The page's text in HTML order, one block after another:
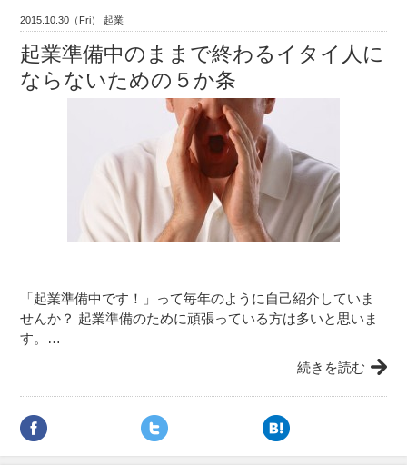
2015.10.30（Fri） 起業
起業準備中のままで終わるイタイ人に
ならないための５か条
「起業準備中です！」って毎年のように自己紹介していま
せんか？ 起業準備のために頑張っている方は多いと思いま
す。…
続きを読む